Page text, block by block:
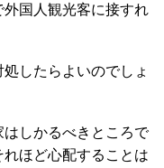
国人観光客に接すれ
したらよいのでしょ
しかるべきところで
ほど心配することは